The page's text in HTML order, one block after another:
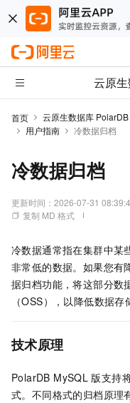
云原
首页 云原生数据库 PolarDB
用户指南
冷数据归档
冷数据归档
更新时间： 2026-07-31
复制 MD 格式
冷数据通常指在集群中某
非常低的数据。如果您有
据归档功能，将这部分数
（OSS），以降低数据存
技术原理
PolarDB MySQL 版支持
式。不同格式的归档原理